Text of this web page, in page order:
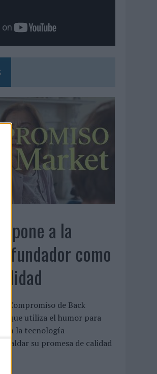
pone a la
fundador como
Compromiso de Back
que utiliza el humor para
en la tecnología
su promesa de calidad